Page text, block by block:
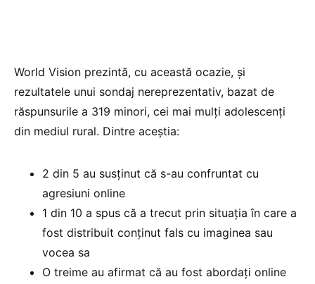
World Vision prezintă, cu această ocazie, și
rezultatele unui sondaj nereprezentativ, bazat de
răspunsurile a 319 minori, cei mai mulți adolescenți
din mediul rural. Dintre aceștia:
2 din 5 au susținut că s-au confruntat cu
agresiuni online
1 din 10 a spus că a trecut prin situația în care a
fost distribuit conținut fals cu imaginea sau
vocea sa
O treime au afirmat că au fost abordați online